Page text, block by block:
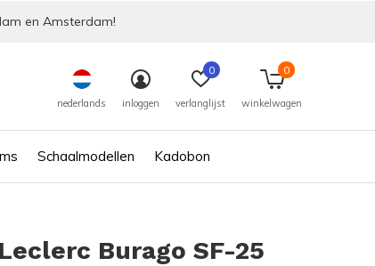
Schaalmodellen Kadobon
nederlands inloggen verlanglijst
0
winkelwagen
0
en Amsterdam!
Burago SF-25